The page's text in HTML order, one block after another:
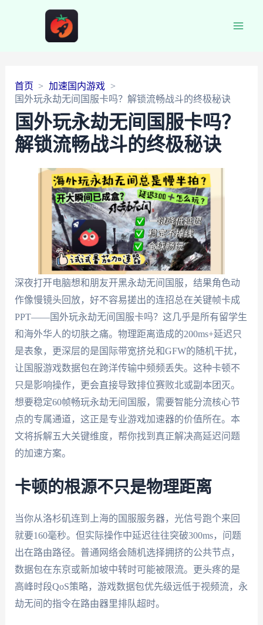
首页
加速国内游戏
国外玩永劫无间国服卡吗？解锁流畅战斗的终极秘诀
国外玩永劫无间国服卡吗？
解锁流畅战斗的终极秘诀
深夜打开电脑想和朋友开黑永劫无间国服，结果角色动
作像慢镜头回放，好不容易搓出的连招总在关键帧卡成
PPT——国外玩永劫无间国服卡吗？这几乎是所有留学生
和海外华人的切肤之痛。物理距离造成的200ms+延迟只
是表象，更深层的是国际带宽挤兑和GFW的随机干扰，
让国服游戏数据包在跨洋传输中频频丢失。这种卡顿不
只是影响操作，更会直接导致排位赛败北或副本团灭。
想要稳定60帧畅玩永劫无间国服，需要智能分流核心节
点的专属通道，这正是专业游戏加速器的价值所在。本
文将拆解五大关键维度，帮你找到真正解决高延迟问题
的加速方案。
卡顿的根源不只是物理距离
当你从洛杉矶连到上海的国服服务器，光信号跑个来回
就要160毫秒。但实际操作中延迟往往突破300ms，问题
出在路由路径。普通网络会随机选择拥挤的公共节点，
数据包在东京或新加坡中转时可能被限流。更头疼的是
高峰时段QoS策略，游戏数据包优先级远低于视频流，永
劫无间的指令在路由器里排队超时。